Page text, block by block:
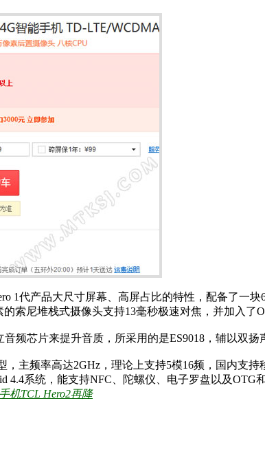
1代产品大尺寸屏幕、高屏占比的特性，配备了一
索尼堆栈式摄像头支持13毫秒极速对焦，并加入了
频芯片来提升音质，所采用的是ES9018，辅以双扬
，主频率高达2GHz，理论上支持5模16频，国内支
4.4系统，能支持NFC、陀螺仪、电子罗盘以及OTG
机TCL Hero2再降